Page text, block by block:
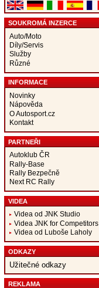
SOUKROMÁ INZERCE
Auto/Moto
Díly/Servis
Služby
Různé
INFORMACE
Novinky
Nápověda
O Autosport.cz
Kontakt
PARTNEŘI
Autoklub ČR
Rally-Base
Rally Bezpečně
Next RC Rally
VIDEA
Videa od JNK Studio
Videa JNK for Competitors
Videa od Luboše Laholy
ODKAZY
Užitečné odkazy
REKLAMA